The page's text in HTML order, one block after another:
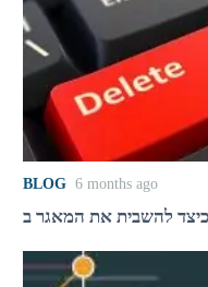
BLOG 6 months ago